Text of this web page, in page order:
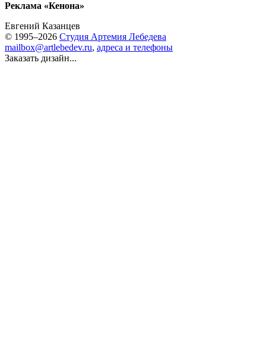
Реклама «Кенона»
Евгений Казанцев
© 1995–2026 Студия Артемия Лебедева
mailbox@artlebedev.ru, адреса и телефоны
Заказать дизайн...